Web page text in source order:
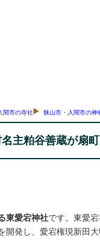
間市の寺社 狭山市・入間市の神
主粕谷善蔵が扇
東愛宕神社です。東愛
開発し、愛宕権現新田